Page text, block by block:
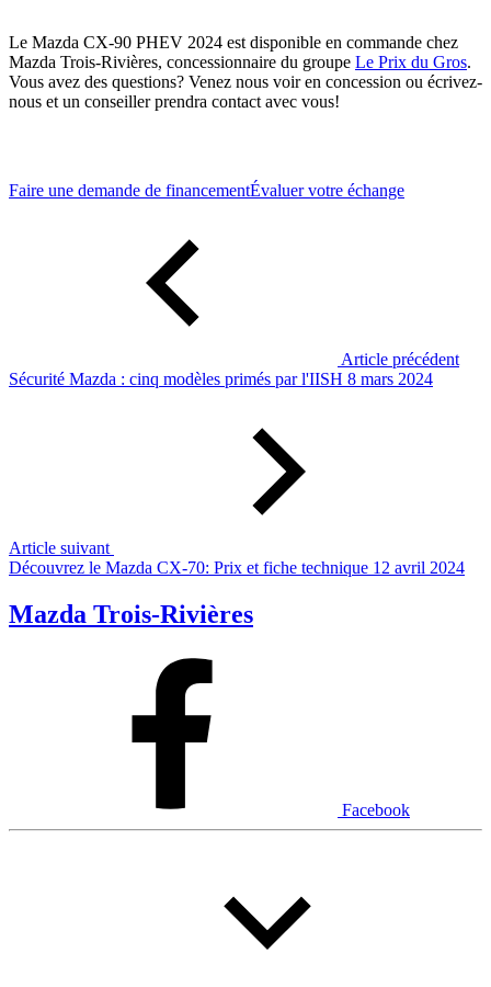
Le Mazda CX-90 PHEV 2024 est disponible en commande chez
Mazda Trois-Rivières, concessionnaire du groupe Le Prix du Gros.
Vous avez des questions? Venez nous voir en concession ou écrivez-
nous et un conseiller prendra contact avec vous!
Faire une demande de financementÉvaluer votre échange
Article précédent
Sécurité Mazda : cinq modèles primés par l'IISH 8 mars 2024
Article suivant
Découvrez le Mazda CX-70: Prix et fiche technique 12 avril 2024
Mazda Trois-Rivières
Facebook